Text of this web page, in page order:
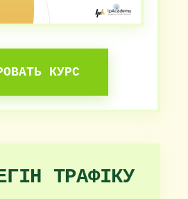
КУРС
ТРАФІКУ